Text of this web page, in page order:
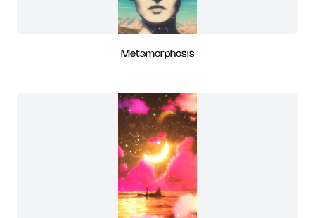
Metamorphosis